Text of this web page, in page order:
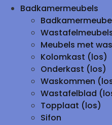
Badkamermeubels
Meubels met
Kolomkast (los)
Onderkast (los)
Waskommen
Wastafelblad
Topplaat (los)
Sifon